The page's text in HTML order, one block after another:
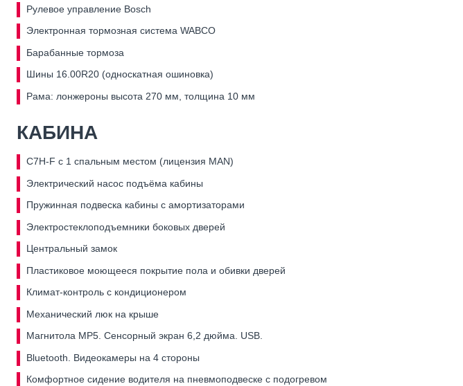
Рулевое управление Bosch
Электронная тормозная система WABCO
Барабанные тормоза
Шины 16.00R20 (односкатная ошиновка)
Рама: лонжероны высота 270 мм, толщина 10 мм
КАБИНА
C7H-F с 1 спальным местом (лицензия MAN)
Электрический насос подъёма кабины
Пружинная подвеска кабины с амортизаторами
Электростеклоподъемники боковых дверей
Центральный замок
Пластиковое моющееся покрытие пола и обивки дверей
Климат-контроль с кондиционером
Механический люк на крыше
Магнитола MP5. Сенсорный экран 6,2 дюйма. USB.
Bluetooth. Видеокамеры на 4 стороны
Комфортное сидение водителя на пневмоподвеске с подогревом